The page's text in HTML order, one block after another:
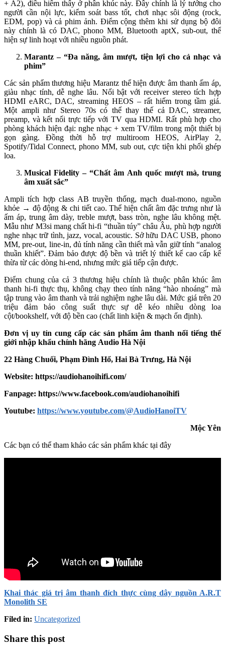
+ A2), điều hiếm thấy ở phân khúc này. Đây chính là lý tưởng cho
người cần nội lực, kiểm soát bass tốt, chơi nhạc sôi động (rock,
EDM, pop) và cả phim ảnh. Điểm cộng thêm khi sử dụng bộ đôi
này chính là có DAC, phono MM, Bluetooth aptX, sub-out, thể
hiện sự linh hoạt với nhiều nguồn phát.
Marantz – “Đa năng, âm mượt, tiện lợi cho cả nhạc và
phim”
Các sản phẩm thương hiệu Marantz thể hiện được âm thanh ấm áp,
giàu nhạc tính, dễ nghe lâu. Nổi bật với receiver stereo tích hợp
HDMI eARC, DAC, streaming HEOS – rất hiếm trong tầm giá.
Một ampli như Stereo 70s có thể thay thế cả DAC, streamer,
preamp, và kết nối trực tiếp với TV qua HDMI. Rất phù hợp cho
phòng khách hiện đại: nghe nhạc + xem TV/film trong một thiết bị
gọn gàng. Đồng thời hỗ trợ multiroom HEOS, AirPlay 2,
Spotify/Tidal Connect, phono MM, sub out, cực tiện khi phối ghép
loa.
Musical Fidelity – “Chất âm Anh quốc mượt mà, trung
âm xuất sắc”
Ampli tích hợp class AB truyền thống, mạch dual-mono, nguồn
khỏe → độ động & chi tiết cao. Thể hiện chất âm đặc trưng như là
ấm áp, trung âm dày, treble mượt, bass tròn, nghe lâu không mệt.
Mẫu như M3si mang chất hi-fi “thuần túy” châu Âu, phù hợp người
nghe nhạc trữ tình, jazz, vocal, acoustic. Sở hữu DAC USB, phono
MM, pre-out, line-in, đủ tính năng cần thiết mà vẫn giữ tính “analog
thuần khiết”. Đảm bảo được độ bền và triết lý thiết kế cao cấp kế
thừa từ các dòng hi-end, nhưng mức giá tiếp cận được.
Điểm chung của cả 3 thương hiệu chính là thuộc phân khúc âm
thanh hi-fi thực thụ, không chạy theo tính năng “hào nhoáng” mà
tập trung vào âm thanh và trải nghiệm nghe lâu dài. Mức giá trên 20
triệu đảm bảo công suất thực sự dễ kéo nhiều dòng loa
cột/bookshelf, với độ bền cao (chất linh kiện & mạch ổn định).
Đơn vị uy tín cung cấp các sản phẩm âm thanh nổi tiếng thế
giới nhập khẩu chính hãng Audio Hà Nội
22 Hàng Chuối, Phạm Đình Hổ, Hai Bà Trưng, Hà Nội
Website: https://audiohanoihifi.com/
Fanpage: https://www.facebook.com/audiohanoihifi
Youtube: https://www.youtube.com/@AudioHanoiTV
Mộc Yên
Các bạn có thể tham khảo các sản phẩm khác tại đây
Khai thác giá trị âm thanh đích thực cùng dây nguồn A.R.T
Monolith SE
Filed in: Uncategorized
Share this post